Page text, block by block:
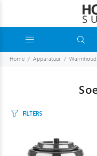
Home Apparatuur
FILTERS